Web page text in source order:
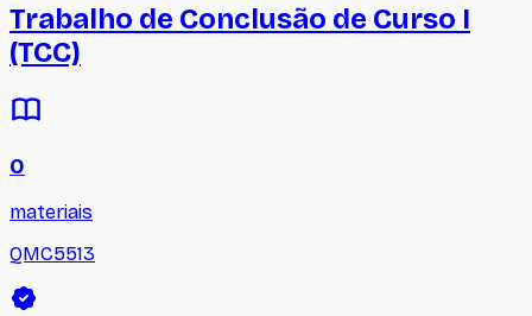
Trabalho de Conclusão de Curso I
(TCC)
0
materiais
QMC5513